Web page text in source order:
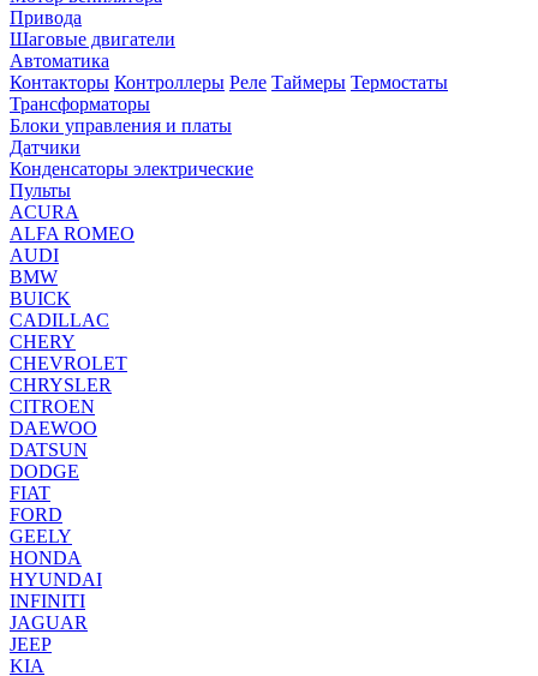
Привода
Шаговые двигатели
Автоматика
Контакторы Контроллеры Реле Таймеры Термостаты
Трансформаторы
Блоки управления и платы
Датчики
Конденсаторы электрические
Пульты
ACURA
ALFA ROMEO
AUDI
BMW
BUICK
CADILLAC
CHERY
CHEVROLET
CHRYSLER
CITROEN
DAEWOO
DATSUN
DODGE
FIAT
FORD
GEELY
HONDA
HYUNDAI
INFINITI
JAGUAR
JEEP
KIA